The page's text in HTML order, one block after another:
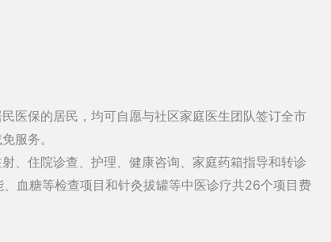
医保的居民，均可自愿与社区家庭医生团队签订全市
服务。
、住院诊查、护理、健康咨询、家庭药箱指导和转诊
血糖等检查项目和针灸拔罐等中医诊疗共26个项目费